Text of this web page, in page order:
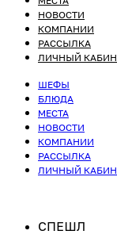
НОВОСТИ
КОМПАНИИ
РАССЫЛКА
ЛИЧНЫЙ
ШЕФЫ
БЛЮДА
МЕСТА
НОВОСТИ
КОМПАНИИ
РАССЫЛКА
ЛИЧНЫЙ
СПЕШЛ